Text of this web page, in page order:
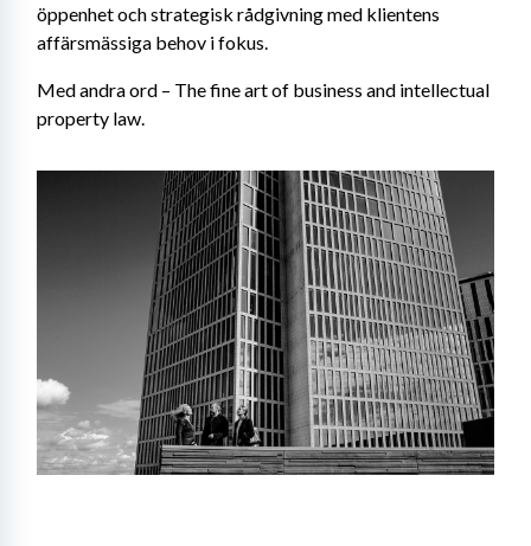
öppenhet och strategisk rådgivning med klientens
affärsmässiga behov i fokus.
Med andra ord – The fine art of business and intellectual
property law.